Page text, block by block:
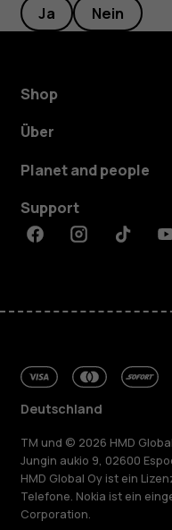
Ja Nein
Shop
Über
Planet and people
Support
FacebookInstagramTiktok
Deutschland
TM und © 2026 HMD
Jungin aukio 9, 02600
HMD Global Oy ist ein
Telefone. Nokia ist ein
Corporation.